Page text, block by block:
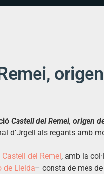
Castell del Remei, origen
d’Urgell als regants amb
del Remei, amb la
de Lleida– consta de més